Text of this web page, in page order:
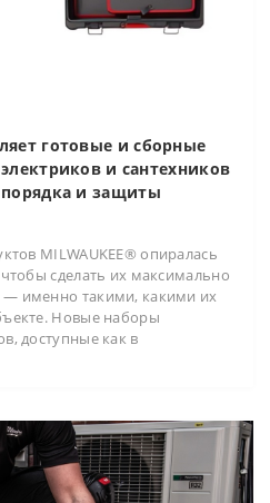
готовые и сборные
и сантехников
и защиты
MILWAUKEE® опиралась
сделать их максимально
именно такими, какими их
Новые наборы
доступные как в